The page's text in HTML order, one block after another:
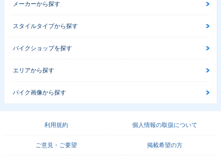
メーカーから探す
スタイルタイプから探す
バイクショップを探す
エリアから探す
バイク画像から探す
利用規約 個人情報の取扱について
ご意見・ご要望 掲載希望の方